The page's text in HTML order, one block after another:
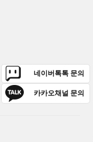
네이버톡톡 문의
카카오채널 문의